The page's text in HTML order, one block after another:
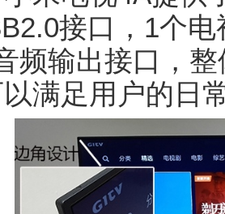
接口，1个
频输出接口，
满足用户的日